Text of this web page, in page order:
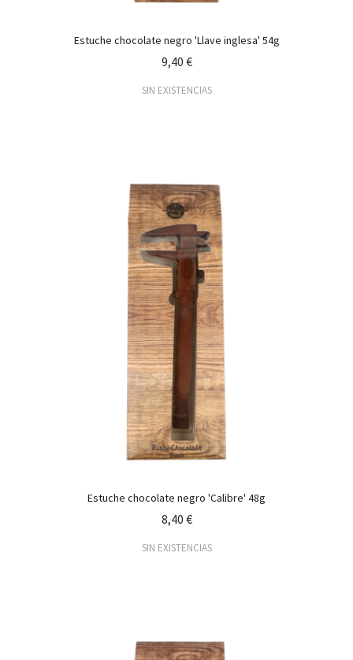
Estuche chocolate negro 'Llave inglesa' 54g
9,40 €
SIN EXISTENCIAS
Estuche chocolate negro 'Calibre' 48g
8,40 €
SIN EXISTENCIAS